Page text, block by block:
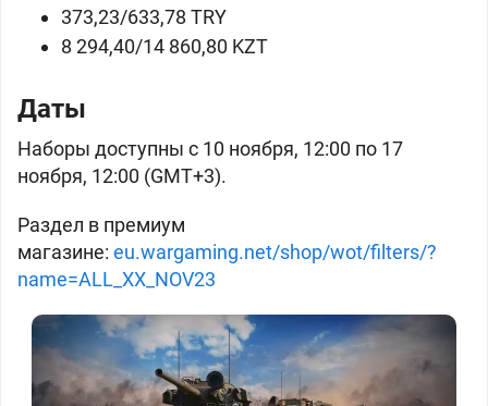
373,23/633,78 TRY
8 294,40/14 860,80 KZT
Даты
Наборы доступны с 10 ноября, 12:00 по 17
ноября, 12:00 (GMT+3).
Раздел в премиум
магазине: eu.wargaming.net/shop/wot/filters/?
name=ALL_XX_NOV23